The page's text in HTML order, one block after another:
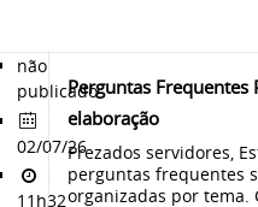
não
publicado
02/07/26
11h32
Perguntas Frequentes
elaboração
Prezados servidores,
perguntas frequentes
organizadas por tema.